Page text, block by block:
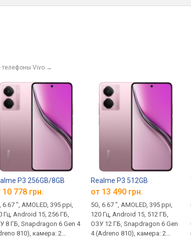
телефоны Vivo →
P3 256GB/8GB
10 778 грн.
6.67 ", AMOLED, 395 ppi,
Гц, Android 15, 256 ГБ,
8 ГБ, Snapdragon 6 Gen 4
810), камера: 2
Realme P3 512GB
от 13 490 грн.
5G, 6.67 ", AMOLED, 395 ppi,
120 Гц, Android 15, 512 ГБ,
ОЗУ 12 ГБ, Snapdragon 6 Gen
4 (Adreno 810), камера: 2